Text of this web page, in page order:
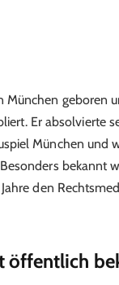
München geboren
Er absolvierte
München und
bekannt
den
öffentlich